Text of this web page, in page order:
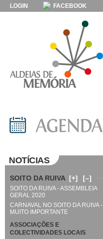
LOGIN FACEBOOK
NOTÍCIAS
SOITO DA RUIVA [+] [–]
SOITO DA RUIVA - ASSEMBLEIA
GERAL 2020
CARNAVAL NO SOITO DA RUIVA -
MUITO IMPORTANTE
ASSOCIAÇÕES E
COLECTIVIDADES LOCAIS